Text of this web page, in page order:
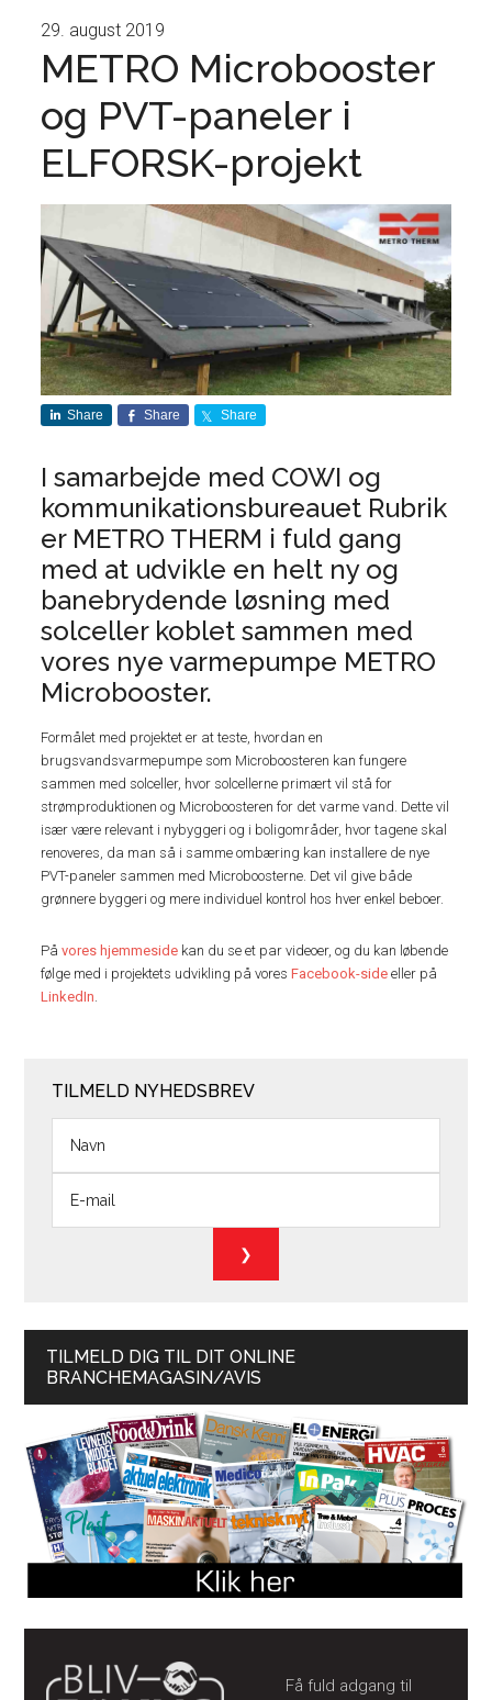
29. august 2019
METRO Microbooster
og PVT-paneler i
ELFORSK-projekt
Share Share Share
I samarbejde med COWI og
kommunikationsbureauet Rubrik
er METRO THERM i fuld gang
med at udvikle en helt ny og
banebrydende løsning med
solceller koblet sammen med
vores nye varmepumpe METRO
Microbooster.
Formålet med projektet er at teste, hvordan en
brugsvandsvarmepumpe som Microboosteren kan fungere
sammen med solceller, hvor solcellerne primært vil stå for
strømproduktionen og Microboosteren for det varme vand. Dette vil
især være relevant i nybyggeri og i boligområder, hvor tagene skal
renoveres, da man så i samme ombæring kan installere de nye
PVT-paneler sammen med Microboosterne. Det vil give både
grønnere byggeri og mere individuel kontrol hos hver enkel beboer.
Påvores hjemmeside kan du se et par videoer, og du kan løbende
følge med i projektets udvikling på voresFacebook-side eller på
LinkedIn
TILMELD NYHEDSBREV
TILMELD DIG TIL DIT ONLINE
BRANCHEMAGASIN/AVIS
Få fuld adgang til